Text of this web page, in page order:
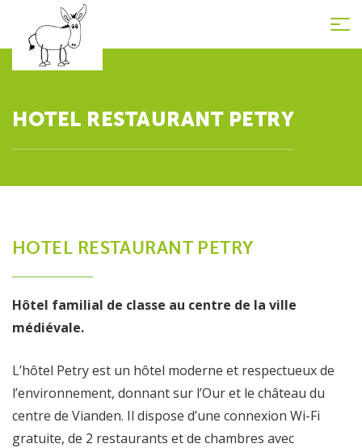
HOTEL RESTAURANT PETRY
HOTEL RESTAURANT PETRY
Hôtel familial de classe au centre de la ville
médiévale.
L’hôtel Petry est un hôtel moderne et respectueux de
l’environnement, donnant sur l’Our et le château du
centre de Vianden. Il dispose d’une connexion Wi-Fi
gratuite, de 2 restaurants et de chambres avec